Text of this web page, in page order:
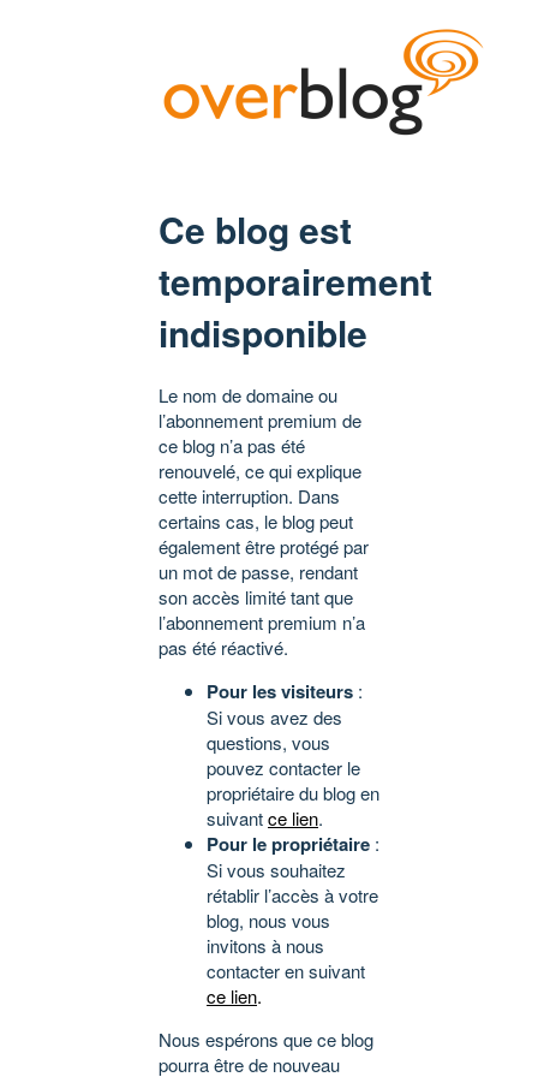
Ce blog est
temporairement
indisponible
Le nom de domaine ou
l’abonnement premium de
ce blog n’a pas été
renouvelé, ce qui explique
cette interruption. Dans
certains cas, le blog peut
également être protégé par
un mot de passe, rendant
son accès limité tant que
l’abonnement premium n’a
pas été réactivé.
Pour les visiteurs :
Si vous avez des
questions, vous
pouvez contacter le
propriétaire du blog en
suivantce lien.
Pour le propriétaire :
Si vous souhaitez
rétablir l’accès à votre
blog, nous vous
invitons à nous
contacter en suivant
ce lien.
Nous espérons que ce blog
pourra être de nouveau